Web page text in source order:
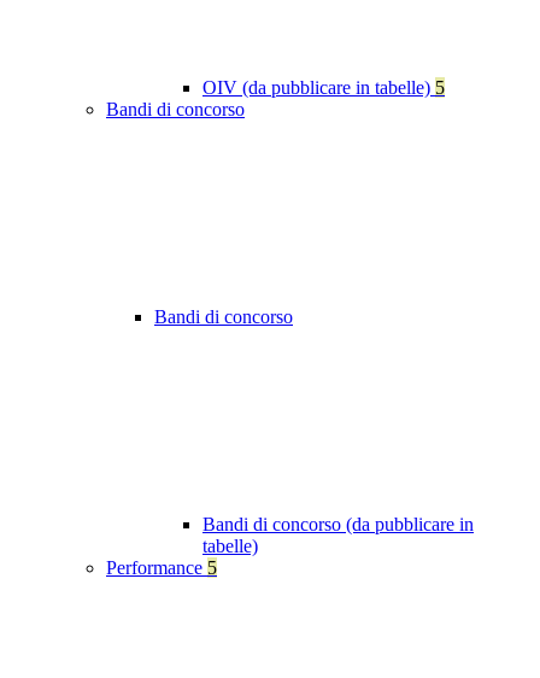
OIV (da pubblicare in tabelle) 5
Bandi di concorso
Bandi di concorso
Bandi di concorso (da pubblicare in
tabelle)
Performance 5